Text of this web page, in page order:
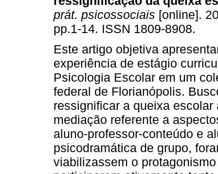
prát. psicossociais [online].
pp.1-14. ISSN 1809-8908.
Este artigo objetiva
experiência de estágio
Psicologia Escolar em um
federal de Florianópolis.
ressignificar a queixa escolar
mediação referente a
aluno-professor-conteúdo e
psicodramática de grupo,
viabilizassem o